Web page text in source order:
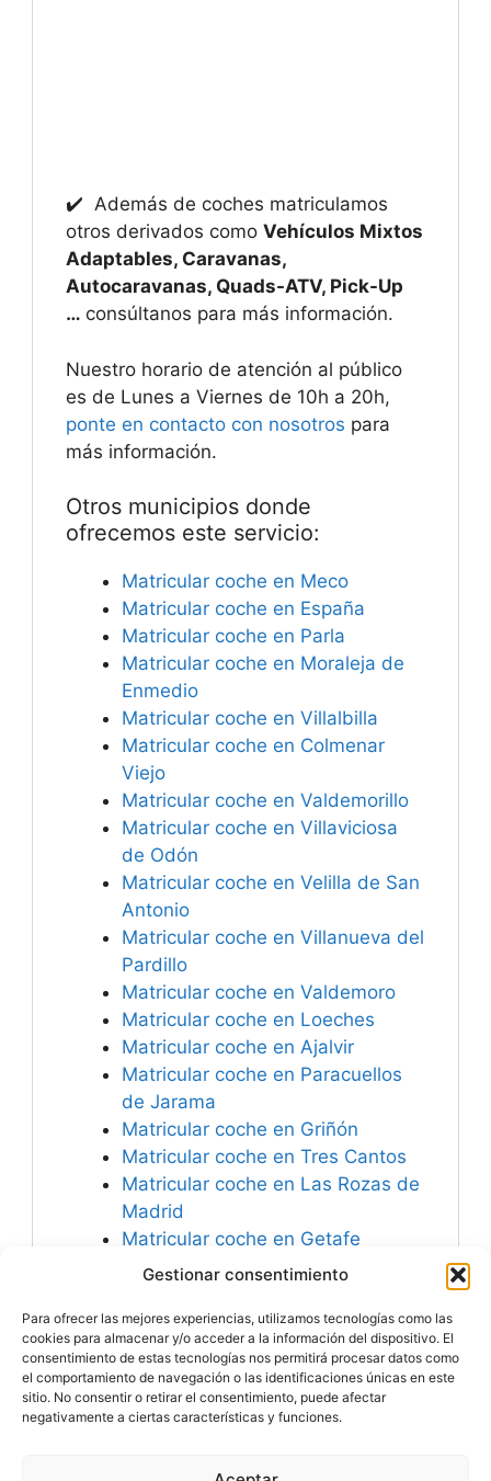
Gestionar consentimiento
Para ofrecer las mejores experiencias, utilizamos tecnologías como las
cookies para almacenar y/o acceder a la información del dispositivo. El
consentimiento de estas tecnologías nos permitirá procesar datos como
el comportamiento de navegación o las identificaciones únicas en este
sitio. No consentir o retirar el consentimiento, puede afectar
negativamente a ciertas características y funciones.
✔️ Además de coches matriculamos
otros derivados como Vehículos Mixtos
Adaptables, Caravanas,
Autocaravanas, Quads-ATV, Pick-Up
… consúltanos para más información.
Nuestro horario de atención al público
es de Lunes a Viernes de 10h a 20h,
ponte en contacto con nosotros para
más información.
Otros municipios donde
ofrecemos este servicio:
Matricular coche en Meco
Matricular coche en España
Matricular coche en Parla
Matricular coche en Moraleja de
Enmedio
Matricular coche en Villalbilla
Matricular coche en Colmenar
Viejo
Matricular coche en Valdemorillo
Matricular coche en Villaviciosa
de Odón
Matricular coche en Velilla de San
Antonio
Matricular coche en Villanueva del
Pardillo
Matricular coche en Valdemoro
Matricular coche en Loeches
Matricular coche en Ajalvir
Matricular coche en Paracuellos
de Jarama
Matricular coche en Griñón
Matricular coche en Tres Cantos
Matricular coche en Las Rozas de
Madrid
Matricular coche en Getafe
Matricular coche en Algete
de El Escorial
Importación.